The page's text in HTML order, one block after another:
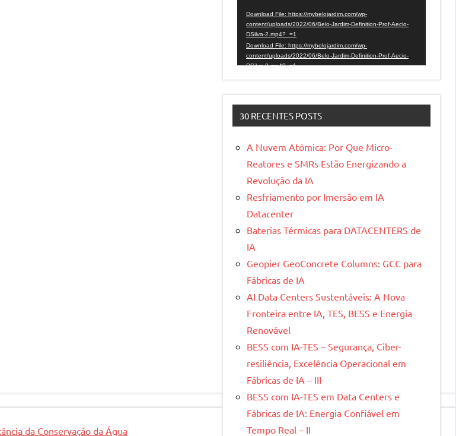
Download File: https://mybelojardim.com/wp-
content/uploads/2022/06/Belo-Jardim-Definition-Prof-Aecio-
DSilva-2.mp4?_=1
Download File: https://mybelojardim.com/wp-
content/uploads/2022/06/Belo-Jardim-Definition-Prof-Aecio-
DSilva-2.mp4?_=1
30 RECENTES POSTS
A Nuvem Atômica: Por Que Micro-
Reatores e SMRs Estão Energizando a
Revolução da IA
Resfriamento por Imersão em IA
Datacenter
Baterias Térmicas para DATACENTERS de
IA
Geopier GeoConcrete Columns: GCC para
Fábricas de IA
AI Data Centers Sustentáveis: A Nova
Fronteira entre IA, TES, BESS e Energia
Renovável
BESS com IA-TES – Segurança, Ciber-
resiliência, Excelência Operacional em
Fábricas de IA – III
BESS com IA-TES em Data Centers e
Fábricas de IA: Energia Confiável em
Tempo Real – II